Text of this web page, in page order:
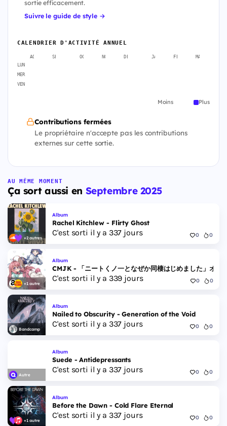
sortie efficacement.
Suivre le guide de style →
CALENDRIER D'ACTIVITÉ ANNUEL
AOÛT SEPT. OCT. NOV. DÉC. JANV. FÉVR. MARS
LUN
MER
VEN
Moins Plus
Contributions fermées
Le propriétaire n'accepte pas les contributions
externes sur cette sortie.
AU MÊME MOMENT
Ça sort aussi en Septembre 2025
+2 autres
Album
Rachel Kitchlew - Flirty Ghost
C'est sorti il y a 337 jours 0 0
+1 autre
Album
CMJK - 「ニートくノ一となぜか同棲はじめました」オリ
C'est sorti il y a 339 jours 0 0
Bandcamp
Album
Nailed to Obscurity - Generation of the Void
C'est sorti il y a 337 jours 0 0
Autre
Album
Suede - Antidepressants
C'est sorti il y a 337 jours 0 0
+1 autre
Album
Before the Dawn - Cold Flare Eternal
C'est sorti il y a 337 jours 0 0